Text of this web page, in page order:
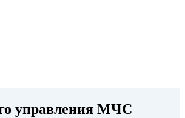
управления МЧС